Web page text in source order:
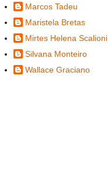
Marcos Tadeu
Maristela Bretas
Mirtes Helena Scalioni
Silvana Monteiro
Wallace Graciano